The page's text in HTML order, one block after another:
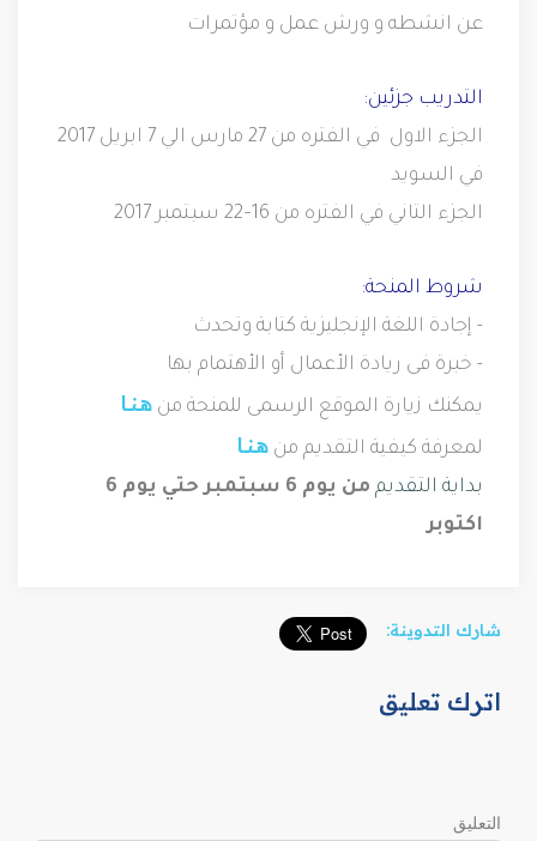
عن انشطه و ورش عمل و مؤتمرات
التدريب جزئين:
الجزء الاول في الفتره من 27 مارس الي 7 ابريل 2017
في السويد
الجزء التاني في الفتره من 16–22 سبتمبر 2017
شروط المنحة:
- إجادة اللغة الإنجليزية كتابة وتحدث
- خبرة فى ريادة الأعمال أو الأهتمام بها
يمكنك زيارة الموقع الرسمى للمنحة من هـنـا
لمعرفة كيفية التقديم من هـنـا
بداية التقديم
من يوم 6 سبتمبر حتي يوم 6
اكتوبر
شارك التدوينة:
اترك تعليق
التعليق